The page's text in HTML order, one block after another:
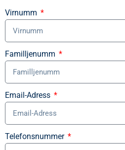
Virnumm
Familljenumm
Email-Adress
Telefonsnummer